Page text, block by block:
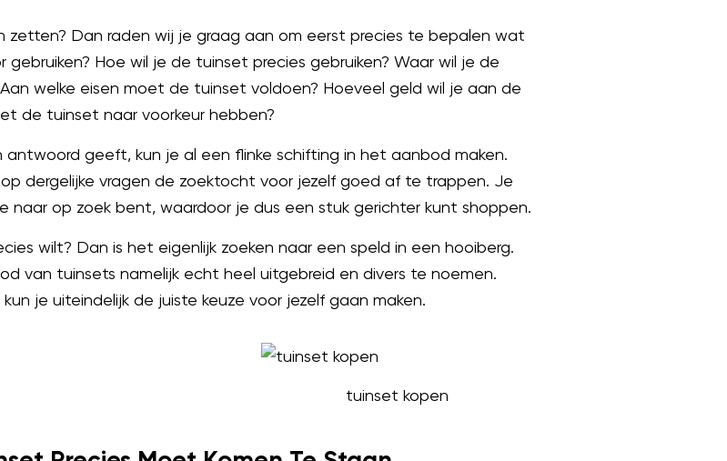
zetten? Dan raden wij je graag aan om eerst precies te bepalen wat
Hoe wil je de tuinset precies gebruiken? Waar wil je de
welke eisen moet de tuinset voldoen? Hoeveel geld wil je aan de
de tuinset naar voorkeur hebben?
antwoord geeft, kun je al een flinke schifting in het aanbod maken.
dergelijke vragen de zoektocht voor jezelf goed af te trappen. Je
naar op zoek bent, waardoor je dus een stuk gerichter kunt shoppen.
wilt? Dan is het eigenlijk zoeken naar een speld in een hooiberg.
van tuinsets namelijk echt heel uitgebreid en divers te noemen.
je uiteindelijk de juiste keuze voor jezelf gaan maken.
tuinset kopen